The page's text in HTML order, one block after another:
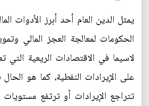
يمثل الدين العام أحد أبرز الأدوات
الحكومات لمعالجة العجز المالي
لاسيما في الاقتصادات الريعية التي
على الإيرادات النفطية، كما هو
تتراجع الإيرادات أو ترتفع مستويات